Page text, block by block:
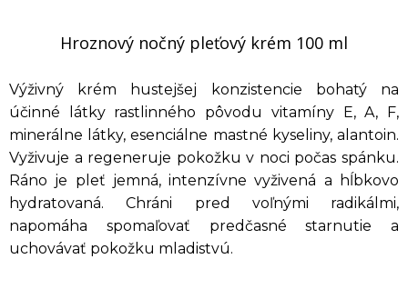
Hroznový nočný pleťový krém 100 ml
Výživný krém hustejšej konzistencie bohatý na
účinné látky rastlinného pôvodu vitamíny E, A, F,
minerálne látky, esenciálne mastné kyseliny, alantoin.
Vyživuje a regeneruje pokožku v noci počas spánku.
Ráno je pleť jemná, intenzívne vyživená a hĺbkovo
hydratovaná. Chráni pred voľnými radikálmi,
napomáha spomaľovať predčasné starnutie a
uchovávať pokožku mladistvú.